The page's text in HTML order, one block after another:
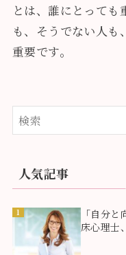
とは、誰にとっても
も、そうでない人も
重要です。
人気記事
1
「自分と
床心理士